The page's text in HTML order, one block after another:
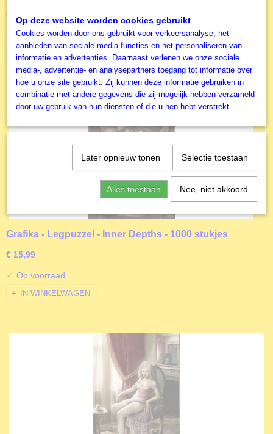
€ 15,99
Op voorraad
IN WINKELWAGEN
Grafika - Legpuzzel - Inner Depths - 1000 stukjes
€ 15,99
✓ Op voorraad
IN WINKELWAGEN
Op deze website worden cookies gebruikt
Cookies worden door ons gebruikt voor verkeersanalyse, het
aanbieden van sociale media-functies en het personaliseren van
informatie en advertenties. Daarnaast verlenen we onze sociale
media-, advertentie- en analysepartners toegang tot informatie over
hoe u onze site gebruikt. Zij kunnen deze informatie gebruiken in
combinatie met andere gegevens die zij mogelijk hebben verzameld
door uw gebruik van hun diensten of die u hen hebt verstrekt.
Later opnieuw tonen Selectie toestaan
Alles toestaan Nee, niet akkoord